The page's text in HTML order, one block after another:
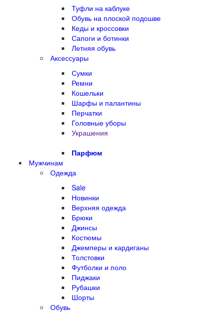
Туфли на каблуке
Обувь на плоской подошве
Кеды и кроссовки
Сапоги и ботинки
Летняя обувь
Аксессуары
Сумки
Ремни
Кошельки
Шарфы и палантины
Перчатки
Головные уборы
Украшения
Парфюм
Мужчинам
Одежда
Sale
Новинки
Верхняя одежда
Брюки
Джинсы
Костюмы
Джемперы и кардиганы
Толстовки
Футболки и поло
Пиджаки
Рубашки
Шорты
Обувь